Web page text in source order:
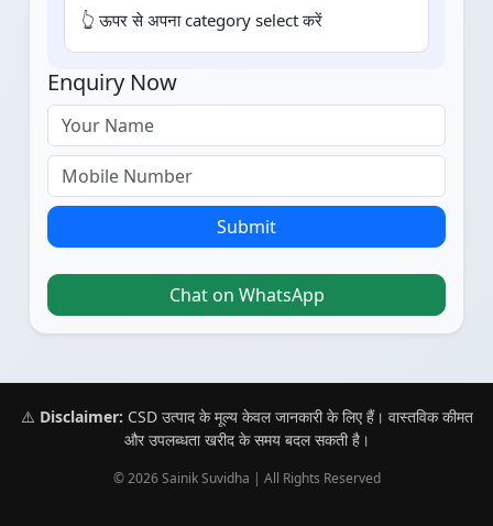
👆 ऊपर से अपना category select करें
Enquiry Now
Submit
Chat on WhatsApp
⚠️ Disclaimer: CSD उत्पाद के मूल्य केवल जानकारी के लिए हैं। वास्तविक कीमत
और उपलब्धता खरीद के समय बदल सकती है।
© 2026 Sainik Suvidha | All Rights Reserved